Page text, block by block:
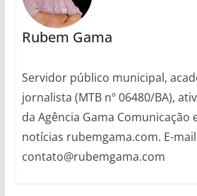
Rubem Gama
Servidor público municipal,
jornalista (MTB nº 06480/BA),
da Agência Gama Comunicação
notícias rubemgama.com. E-
contato@rubemgama.com